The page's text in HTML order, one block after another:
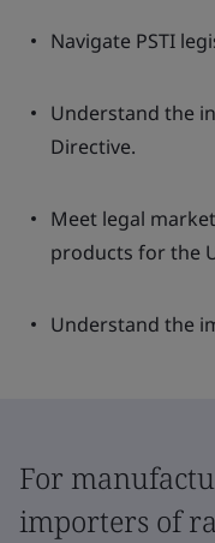
Navigate PSTI
Understand the
Directive.
Meet legal
products for the
Understand the
For
importers of